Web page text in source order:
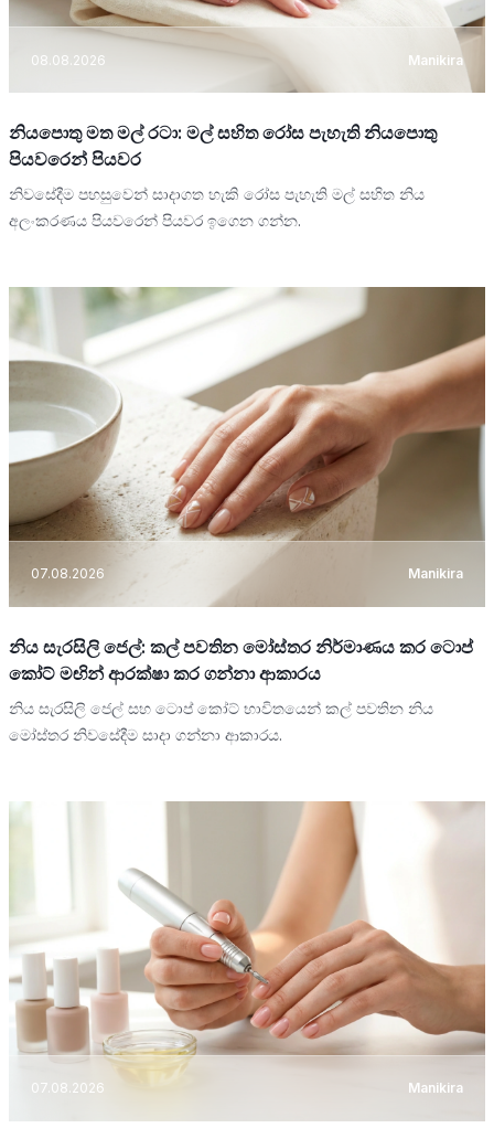
08.08.2026 Manikira
නියපොතු මත මල් රටා: මල් සහිත රෝස පැහැති නියපොතු
පියවරෙන් පියවර
නිවසේදීම පහසුවෙන් සාදාගත හැකි රෝස පැහැති මල් සහිත නිය
අලංකරණය පියවරෙන් පියවර ඉගෙන ගන්න.
07.08.2026 Manikira
නිය සැරසිලි ජෙල්: කල් පවතින මෝස්තර නිර්මාණය කර ටොප්
කෝට් මඟින් ආරක්ෂා කර ගන්නා ආකාරය
නිය සැරසිලි ජෙල් සහ ටොප් කෝට් භාවිතයෙන් කල් පවතින නිය
මෝස්තර නිවසේදීම සාදා ගන්නා ආකාරය.
07.08.2026 Manikira